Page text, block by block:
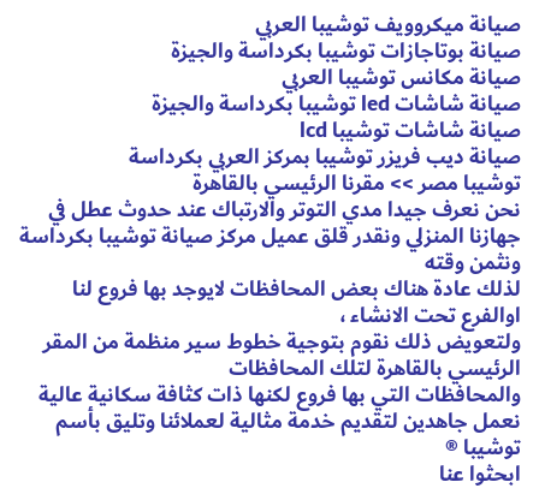
صيانة ميكروويف توشيبا العربي
صيانة بوتاجازات توشيبا بكرداسة والجيزة
صيانة مكانس توشيبا العربي
صيانة شاشات led توشيبا بكرداسة والجيزة
صيانة شاشات توشيبا lcd
صيانة ديب فريزر توشيبا بمركز العربي بكرداسة
توشيبا مصر >> مقرنا الرئيسي بالقاهرة
نحن نعرف جيدا مدي التوتر والارتباك عند حدوث عطل في
جهازنا المنزلي ونقدر قلق عميل مركز صيانة توشيبا بكرداسة
ونثمن وقته
لذلك عادة هناك بعض المحافظات لايوجد بها فروع لنا
اوالفرع تحت الانشاء ،
ولتعويض ذلك نقوم بتوجية خطوط سير منظمة من المقر
الرئيسي بالقاهرة لتلك المحافظات
والمحافظات التي بها فروع لكنها ذات كثافة سكانية عالية
نعمل جاهدين لتقديم خدمة مثالية لعملائنا وتليق بأسم
توشيبا ®
ابحثوا عنا